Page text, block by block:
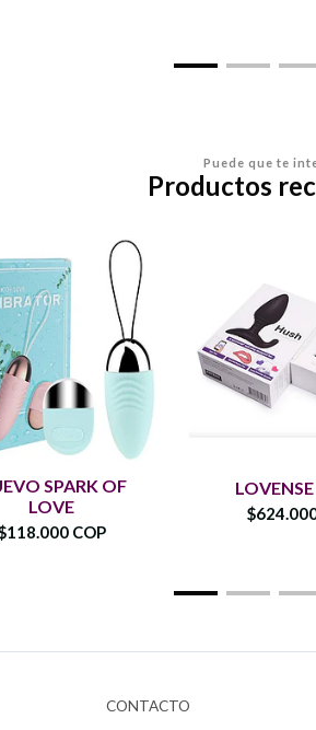
Puede que te
Productos
SPARK OF
LOVE
COP
CONTACTO